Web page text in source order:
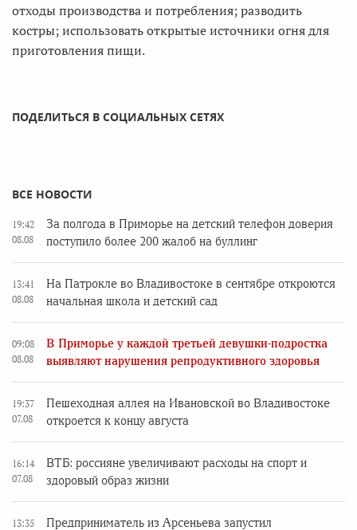
отходы производства и потребления; разводить
костры; использовать открытые источники огня для
приготовления пищи.
ПОДЕЛИТЬСЯ В СОЦИАЛЬНЫХ СЕТЯХ
ВСЕ НОВОСТИ
19:42
08.08
За полгода в Приморье на детский телефон доверия
поступило более 200 жалоб на буллинг
13:41
08.08
На Патрокле во Владивостоке в сентябре откроются
начальная школа и детский сад
09:08
08.08
В Приморье у каждой третьей девушки-подростка
выявляют нарушения репродуктивного здоровья
19:37
07.08
Пешеходная аллея на Ивановской во Владивостоке
откроется к концу августа
16:14
07.08
ВТБ: россияне увеличивают расходы на спорт и
здоровый образ жизни
13:35
Предприниматель из Арсеньева запустил